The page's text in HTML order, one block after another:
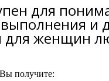
для
и
для женщин
получите: